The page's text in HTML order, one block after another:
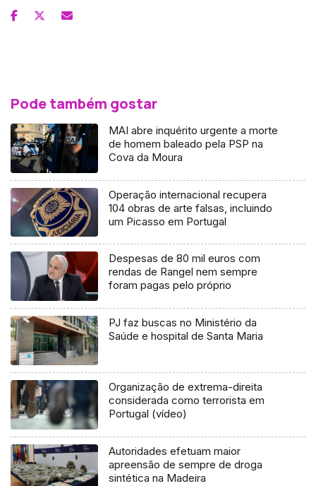
Pode também gostar
MAI abre inquérito urgente a morte
de homem baleado pela PSP na
Cova da Moura
Operação internacional recupera
104 obras de arte falsas, incluindo
um Picasso em Portugal
Despesas de 80 mil euros com
rendas de Rangel nem sempre
foram pagas pelo próprio
PJ faz buscas no Ministério da
Saúde e hospital de Santa Maria
Organização de extrema-direita
considerada como terrorista em
Portugal (vídeo)
Autoridades efetuam maior
apreensão de sempre de droga
sintética na Madeira